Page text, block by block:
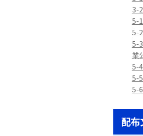
3-
5-
5-
5-
業
5-
5-
5-
配布